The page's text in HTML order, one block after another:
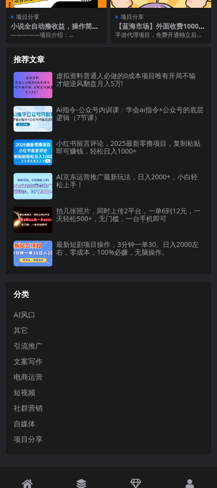
项目分享
小说全自动撸收益，操作简
单，单号日入100+可批量放大
—————项目介绍：...
项目分享
【蓝海市场】外面收费1000
的手游代理项目 (详细教程)
手游代理项目，免费开通独立后
推荐文章
虚拟资料普通人必做的0成本项目唯有开局不输
才能逆风翻盘月入5万!
Ai指令-公众号内训课：学会ai指令+公众号的底层
逻辑（7节课）
小红书留言评论，2025最新零撸项目，复制粘贴
即可赚钱，轻松日入1000+
AI京东运营推广最新玩法，日入2000+，小白轻
松上手！
拍几张照片，同时上传2平台，一单6到12元，一
天轻松500+，无门槛，一台手机即可
最新短剧项目操作，3分钟一单30。日入2000左
右，零成本，100%必赚，无脑操作。
分类
AI风口
其它
引流推广
文案写作
电商运营
短视频
社群营销
自媒体
项目分享